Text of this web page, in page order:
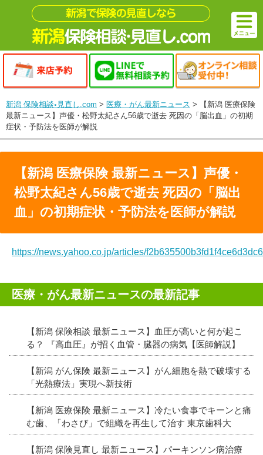
新潟 保険相談◦見直し.com > 医療・がん最新ニュース >
【新潟 医療保険
最新ニュース】声優・松野太紀さん56歳で逝去 死因の「脳出血」の初期
症状・予防法を医師が解説
【新潟 医療保険 最新ニュース】声優・
松野太紀さん56歳で逝去 死因の「脳出
血」の初期症状・予防法を医師が解説
https://news.yahoo.co.jp/articles/
医療・がん最新ニュースの最新記事
【新潟 保険相談 最新ニュース】血圧が高いと何が起こ
る？ 『高血圧』が招く血管・臓器の病気【医師解説】
【新潟 がん保険 最新ニュース】がん細胞を熱で破壊する
「光熱療法」実現へ新技術
【新潟 医療保険 最新ニュース】冷たい食事でキーンと痛
む歯、「わさび」で組織を再生して治す 東京歯科大
【新潟 保険見直し 最新ニュース】パーキンソン病治療